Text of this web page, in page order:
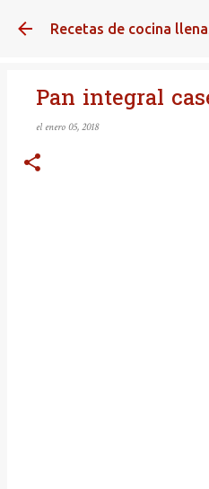
Ir al
Recetas de cocina
Pan integral
el enero 05, 2018